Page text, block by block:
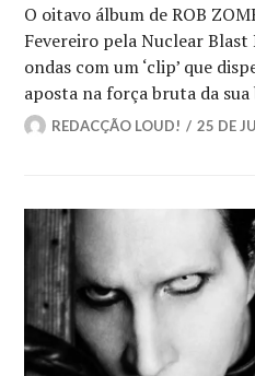
O oitavo álbum de ROB
Fevereiro pela Nuclear
ondas com um ‘clip’ que
aposta na força bruta da sua
REDACÇÃO LOUD! 25 DE